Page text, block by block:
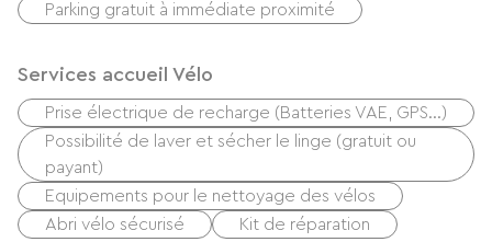
Parking gratuit à immédiate proximité
Services accueil Vélo
Prise électrique de recharge (Batteries VAE, GPS…)
Possibilité de laver et sécher le linge (gratuit ou
payant)
Equipements pour le nettoyage des vélos
Abri vélo sécurisé
Kit de réparation